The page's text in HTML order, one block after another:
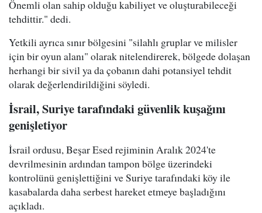
Önemli olan sahip olduğu kabiliyet ve oluşturabileceği
tehdittir." dedi.
Yetkili ayrıca sınır bölgesini "silahlı gruplar ve milisler
için bir oyun alanı" olarak nitelendirerek, bölgede dolaşan
herhangi bir sivil ya da çobanın dahi potansiyel tehdit
olarak değerlendirildiğini söyledi.
İsrail, Suriye tarafındaki güvenlik kuşağını
genişletiyor
İsrail ordusu, Beşar Esed rejiminin Aralık 2024'te
devrilmesinin ardından tampon bölge üzerindeki
kontrolünü genişlettiğini ve Suriye tarafındaki köy ile
kasabalarda daha serbest hareket etmeye başladığını
açıkladı.